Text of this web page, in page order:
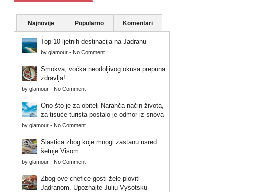
Najnovije Popularno Komentari
Top 10 ljetnih destinacija na Jadranu
by glamour - No Comment
Smokva, voćka neodoljivog okusa prepuna
zdravlja!
by glamour - No Comment
Ono što je za obitelj Naranča način života,
za tisuće turista postalo je odmor iz snova
by glamour - No Comment
Slastica zbog koje mnogi zastanu usred
šetnje Visom
by glamour - No Comment
Zbog ove chefice gosti žele ploviti
Jadranom. Upoznajte Juliu Vysotsku